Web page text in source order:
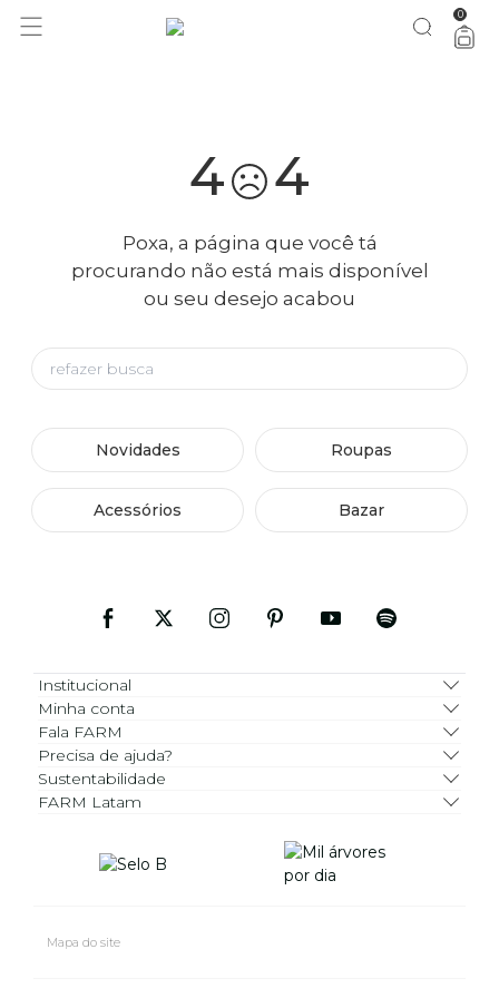
você merece 30% OFF pra comemorar com a gente aproveita! 0
4 4
Poxa, a página que você tá
procurando não está mais disponível
ou seu desejo acabou
Novidades Roupas
Acessórios Bazar
Institucional
Minha conta
Fala FARM
Precisa de ajuda?
Sustentabilidade
FARM Latam
Mapa do site